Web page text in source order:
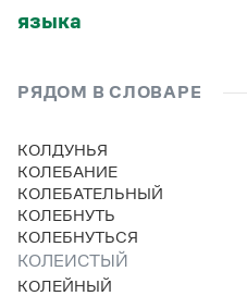
Монологи
Рекомендуем
Учебник Грамоты
Правила русского языка: от
Интерактивные упражнения:
Скороговорки
языка
РЯДОМ В СЛОВАРЕ
КОЛДУНЬЯ
КОЛЕБАНИЕ
КОЛЕБАТЕЛЬНЫЙ
КОЛЕБНУТЬ
КОЛЕБНУТЬСЯ
КОЛЕИСТЫЙ
КОЛЕЙНЫЙ